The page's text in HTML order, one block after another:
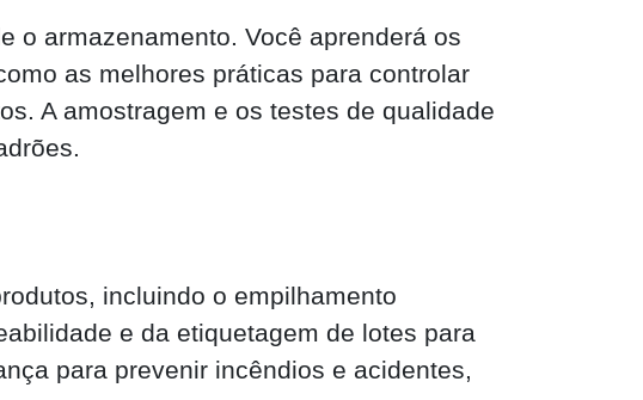
o armazenamento. Você aprenderá os
as melhores práticas para controlar
A amostragem e os testes de qualidade
incluindo o empilhamento
e da etiquetagem de lotes para
para prevenir incêndios e acidentes,